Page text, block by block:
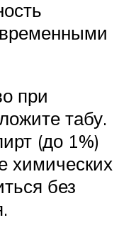
при
табу.
(до 1%)
химических
без